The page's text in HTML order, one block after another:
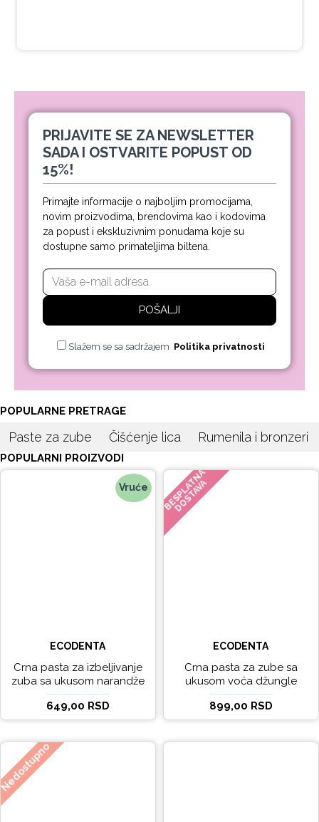
PRIJAVITE SE ZA NEWSLETTER
SADA I OSTVARITE POPUST OD
15%!
Primajte informacije o najboljim promocijama,
novim proizvodima, brendovima kao i kodovima
za popust i ekskluzivnim ponudama koje su
dostupne samo primateljima biltena.
POŠALJI
Slažem se sa sadržajem Politika privatnosti
POPULARNE PRETRAGE
Paste za zube Čišćenje lica Rumenila i bronzeri
POPULARNI PROIZVODI
Vruće
ECODENTA
Crna pasta za izbeljivanje
zuba sa ukusom narandže
Ecodenta 100 ml
649,00 RSD
BESPLATNA
DOSTAVA
ECODENTA
Crna pasta za zube sa
ukusom voća džungle
Ecodenta 75 ml
899,00 RSD